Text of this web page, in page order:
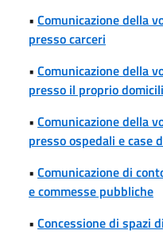
• Comunicazione della
presso carceri
• Comunicazione della
presso il proprio
• Comunicazione della
presso ospedali e case
• Comunicazione di
e commesse pubbliche
• Concessione di spazi